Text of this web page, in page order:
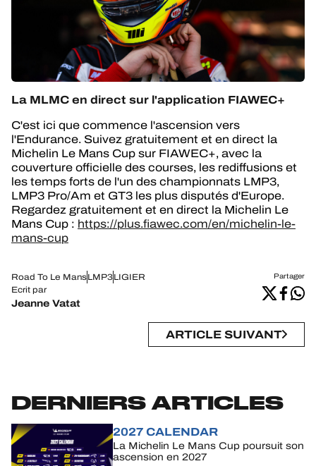
La MLMC en direct sur l'application FIAWEC+
C'est ici que commence l'ascension vers
l'Endurance. Suivez gratuitement et en direct la
Michelin Le Mans Cup sur FIAWEC+, avec la
couverture officielle des courses, les rediffusions et
les temps forts de l'un des championnats LMP3,
LMP3 Pro/Am et GT3 les plus disputés d'Europe.
Regardez gratuitement et en direct la Michelin Le
Mans Cup : https://plus.fiawec.com/en/michelin-le-
mans-cup
Road To Le MansLMP3LIGIER
Ecrit par
Jeanne Vatat
Partager
ARTICLE SUIVANT
DERNIERS ARTICLES
2027 CALENDAR
La Michelin Le Mans Cup poursuit son
ascension en 2027